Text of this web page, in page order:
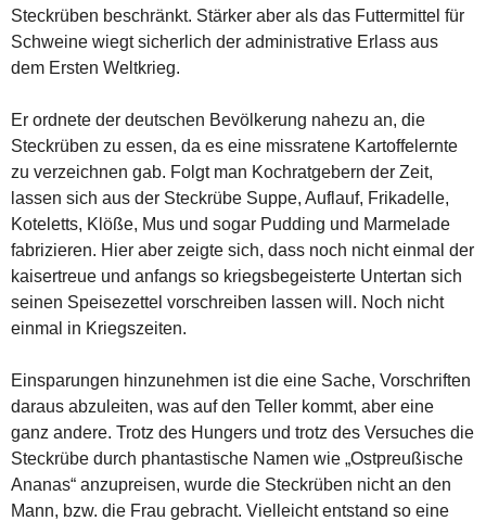
Steckrüben beschränkt. Stärker aber als das Futtermittel für
Schweine wiegt sicherlich der administrative Erlass aus
dem Ersten Weltkrieg.
Er ordnete der deutschen Bevölkerung nahezu an, die
Steckrüben zu essen, da es eine missratene Kartoffelernte
zu verzeichnen gab. Folgt man Kochratgebern der Zeit,
lassen sich aus der Steckrübe Suppe, Auflauf, Frikadelle,
Koteletts, Klöße, Mus und sogar Pudding und Marmelade
fabrizieren. Hier aber zeigte sich, dass noch nicht einmal der
kaisertreue und anfangs so kriegsbegeisterte Untertan sich
seinen Speisezettel vorschreiben lassen will. Noch nicht
einmal in Kriegszeiten.
Einsparungen hinzunehmen ist die eine Sache, Vorschriften
daraus abzuleiten, was auf den Teller kommt, aber eine
ganz andere. Trotz des Hungers und trotz des Versuches die
Steckrübe durch phantastische Namen wie „Ostpreußische
Ananas“ anzupreisen, wurde die Steckrüben nicht an den
Mann, bzw. die Frau gebracht. Vielleicht entstand so eine